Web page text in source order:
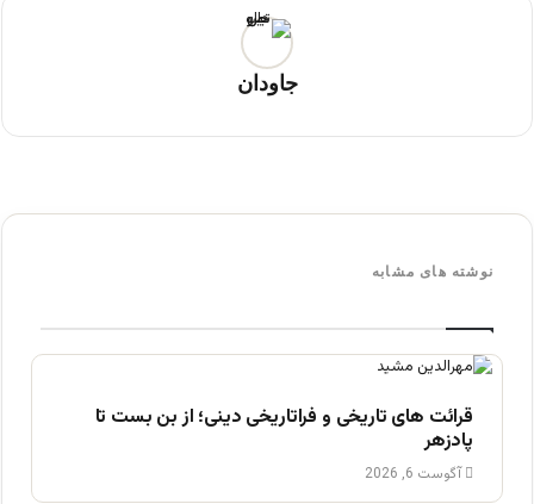
جاودان
نوشته های مشابه
قرائت های تاریخی و فراتاریخی دینی؛ از بن بست تا
پادزهر
آگوست 6, 2026